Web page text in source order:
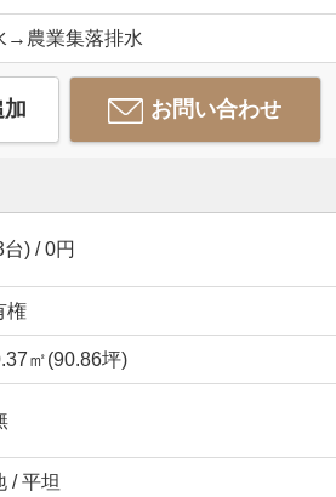
→農業集落排水
お問い合わせ
) / 0円
権
㎡(90.86坪)
/ 平坦